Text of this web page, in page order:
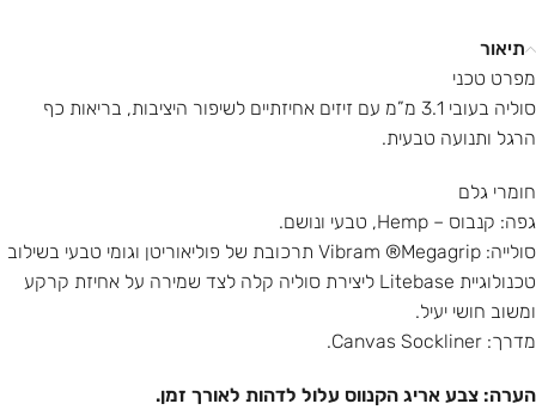
תיאור
מפרט טכני
סוליה בעובי 3.1 מ”מ עם זיזים אחיזתיים לשיפור היציבות, בריאות כף
הרגל ותנועה טבעית.
חומרי גלם
גפה: קנבוס – Hemp, טבעי ונושם.
סולייה: Vibram ®Megagrip תרכובת של פוליאוריטן וגומי טבעי בשילוב
טכנולוגיית Litebase ליצירת סוליה קלה לצד שמירה על אחיזת קרקע
ומשוב חושי יעיל.
מדרך: Canvas Sockliner.
הערה: צבע אריג הקנווס עלול לדהות לאורך זמן.